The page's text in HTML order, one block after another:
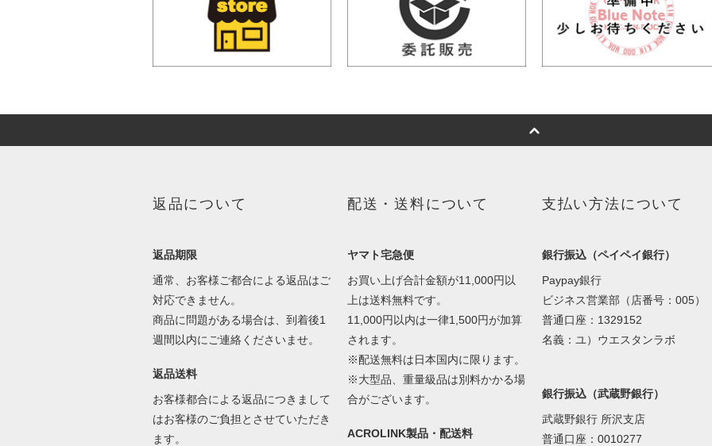
返品について
返品期限
通常、お客様ご都合による返品はご
対応できません。
商品に問題がある場合は、到着後1
週間以内にご連絡くださいませ。
返品送料
お客様都合による返品につきまして
はお客様のご負担とさせていただき
ます。
配送・送料について
ヤマト宅急便
お買い上げ合計金額が11,000円以
上は送料無料です。
11,000円以内は一律1,500円が加算
されます。
※配送無料は日本国内に限ります。
※大型品、重量級品は別料かかる場
合がございます。
ACROLINK製品・配送料
支払い方法について
銀行振込（ペイペイ銀行）
Paypay銀行
ビジネス営業部（店番号：005）
普通口座：1329152
名義：ユ）ウエスタンラボ
銀行振込（武蔵野銀行）
武蔵野銀行 所沢支店
普通口座：0010277